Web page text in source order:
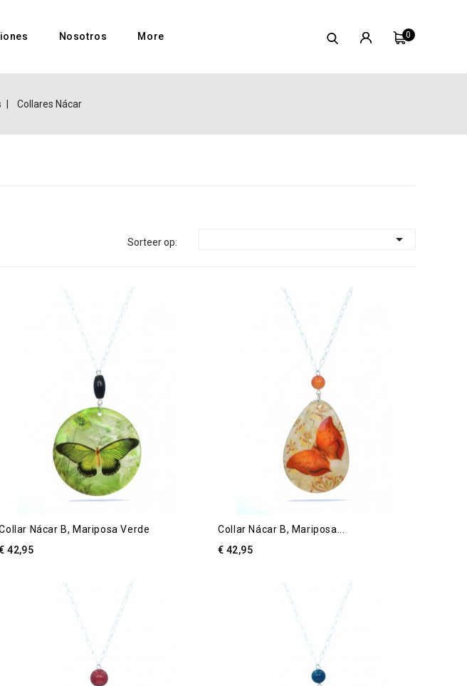
0
Nosotros More
Collares Nácar
Sorteer op: 
Nácar B, Mariposa Verde
42,95
Collar Nácar B, Mariposa...
€ 42,95